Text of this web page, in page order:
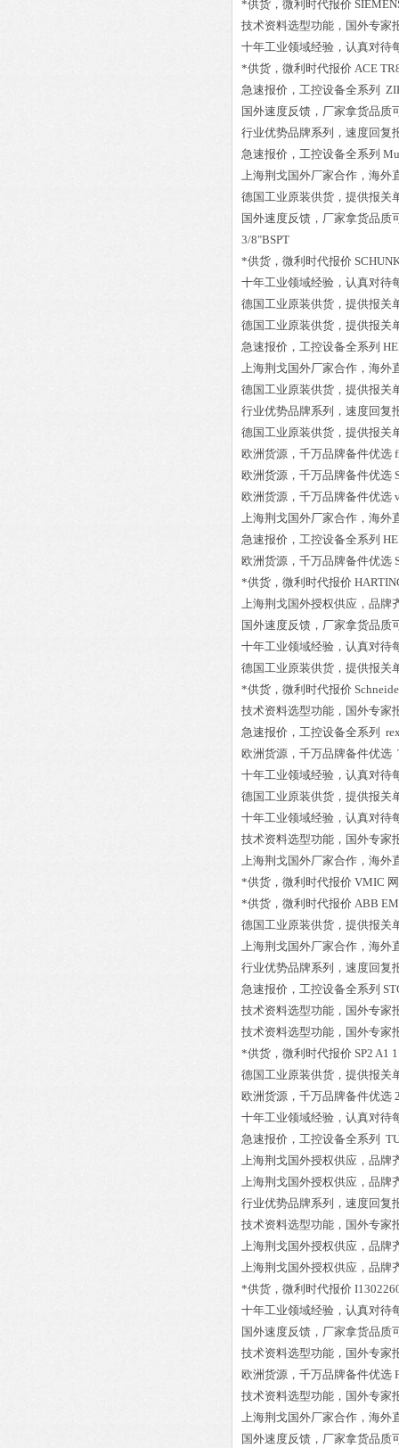
*供货，微利时代报价
技术资料选型功能，国外专家
十年工业领域经验，认真对待
*供货，微利时代报价 ACE
急速报价，工控设备全系列
国外速度反馈，厂家拿货品质
行业优势品牌系列，速度回复
急速报价，工控设备全系列
上海荆戈国外厂家合作，海外
德国工业原装供货，提供报关
国外速度反馈，厂家拿货品质
3/8"BSPT
*供货，微利时代报价
十年工业领域经验，认真对待
德国工业原装供货，提供报关
德国工业原装供货，提供报关
急速报价，工控设备全系列
上海荆戈国外厂家合作，海外
德国工业原装供货，提供报关
行业优势品牌系列，速度回复
德国工业原装供货，提供报关
欧洲货源，千万品牌备件优选
欧洲货源，千万品牌备件优选
欧洲货源，千万品牌备件优选
上海荆戈国外厂家合作，海外
急速报价，工控设备全系列
欧洲货源，千万品牌备件优选
*供货，微利时代报价
上海荆戈国外授权供应，品牌
国外速度反馈，厂家拿货品质
十年工业领域经验，认真对待
德国工业原装供货，提供报关
*供货，微利时代报价
技术资料选型功能，国外专家
急速报价，工控设备全系列
欧洲货源，千万品牌备件优选
十年工业领域经验，认真对待
德国工业原装供货，提供报关
十年工业领域经验，认真对待
技术资料选型功能，国外专家
上海荆戈国外厂家合作，海外
*供货，微利时代报价 VMIC
*供货，微利时代报价 ABB
德国工业原装供货，提供报关
上海荆戈国外厂家合作，海外
行业优势品牌系列，速度回复
急速报价，工控设备全系列
技术资料选型功能，国外专家
技术资料选型功能，国外专家
*供货，微利时代报价 SP2 A1
德国工业原装供货，提供报关
欧洲货源，千万品牌备件优选
十年工业领域经验，认真对待
急速报价，工控设备全系列
上海荆戈国外授权供应，品牌
上海荆戈国外授权供应，品牌
行业优势品牌系列，速度回复
技术资料选型功能，国外专家
上海荆戈国外授权供应，品牌
上海荆戈国外授权供应，品牌
*供货，微利时代报价
十年工业领域经验，认真对待
国外速度反馈，厂家拿货品质
技术资料选型功能，国外专家
欧洲货源，千万品牌备件优选
技术资料选型功能，国外专家
上海荆戈国外厂家合作，海外
国外速度反馈，厂家拿货品质